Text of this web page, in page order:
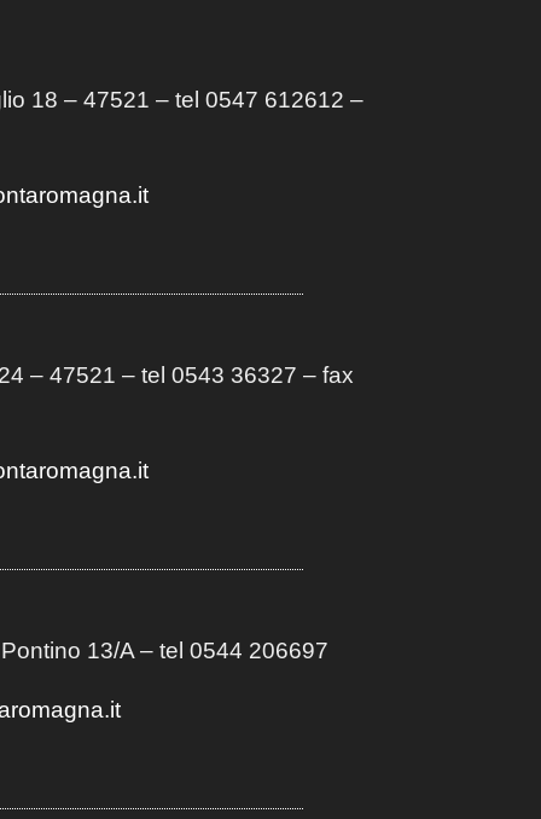
18 – 47521 – tel 0547 612612 –
– 47521 – tel 0543 36327 – fax
13/A– tel 0544 206697